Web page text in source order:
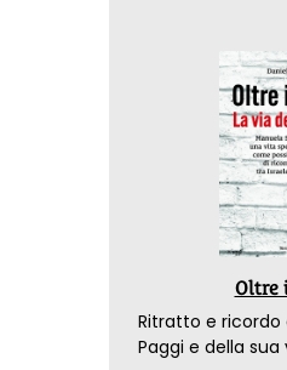
Oltre
Ritratto e ricordo
Paggi e della